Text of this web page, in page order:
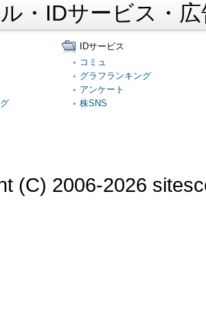
・IDサービス・
IDサービス
コミュ
グラフランキング
アンケート
株SNS
(C) 2006-2026